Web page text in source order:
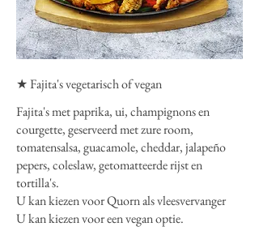
★ Fajita's vegetarisch of vegan
Fajita's met paprika, ui, champignons en
courgette, geserveerd met zure room,
tomatensalsa, guacamole, cheddar, jalapeño
pepers, coleslaw, getomatteerde rijst en
tortilla's.
U kan kiezen voor Quorn als vleesvervanger
U kan kiezen voor een vegan optie.